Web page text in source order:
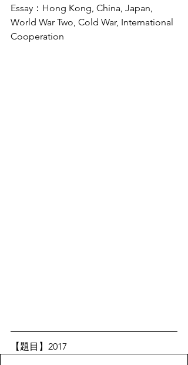
Essay：Hong Kong, China, Japan,
World War Two, Cold War, International
Cooperation
【題目】2017